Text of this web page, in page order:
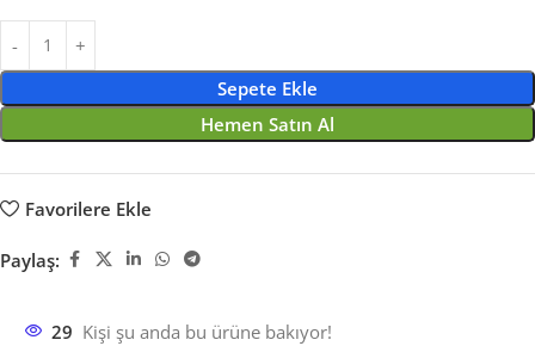
Sepete Ekle
Hemen Satın Al
Favorilere Ekle
Paylaş:
29 Kişi şu anda bu ürüne bakıyor!